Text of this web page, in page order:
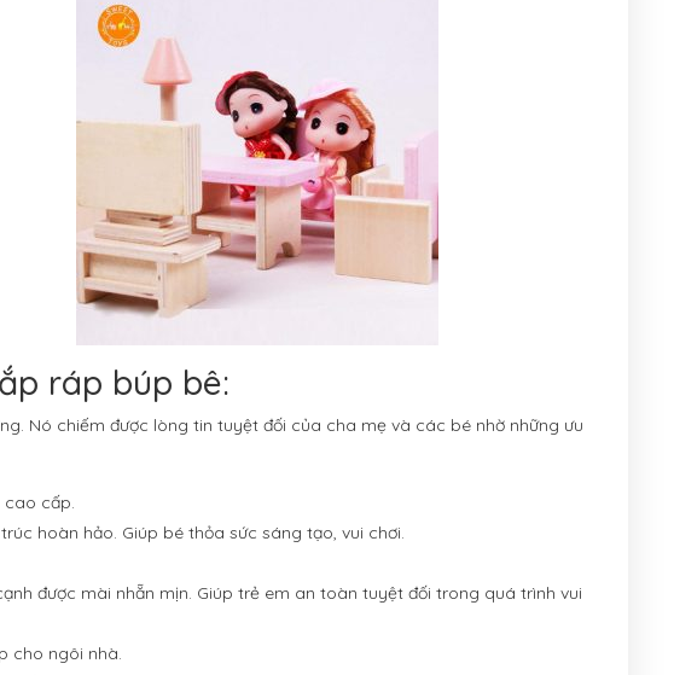
ráp búp bê:
Nó chiếm được lòng tin tuyệt đối của cha mẹ và các bé nhờ những ưu
cao cấp.
hoàn hảo. Giúp bé thỏa sức sáng tạo, vui chơi.
được mài nhẵn mịn. Giúp trẻ em an toàn tuyệt đối trong quá trình vui
cho ngôi nhà.